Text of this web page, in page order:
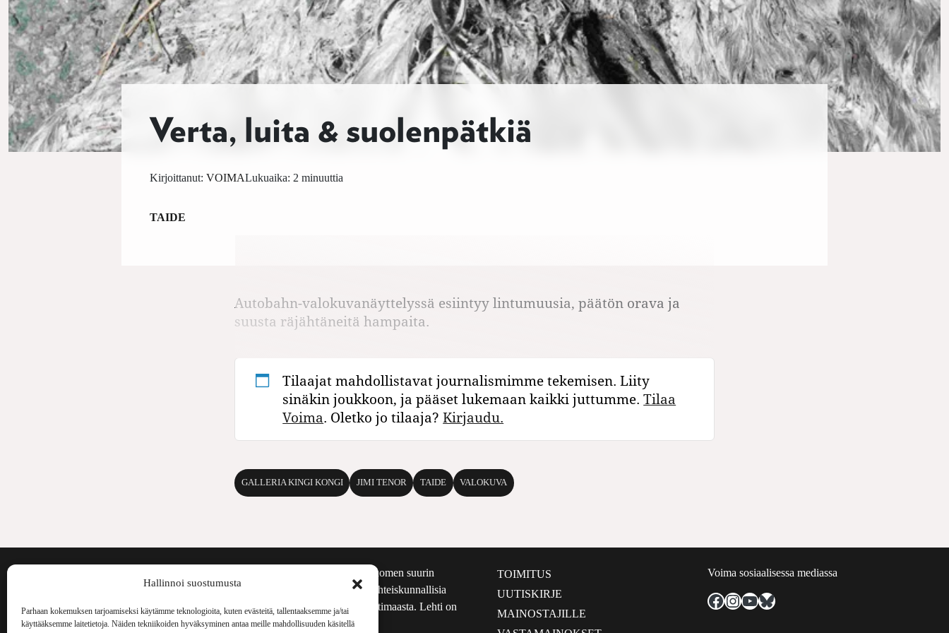
Hallinnoi suostumusta
Parhaan kokemuksen tarjoamiseksi käytämme teknologioita, kuten evästeitä, tallentaaksemme ja/tai
käyttääksemme laitetietoja. Näiden tekniikoiden hyväksyminen antaa meille mahdollisuuden käsitellä
Verta, luita & suolenpätkiä
Kirjoittanut: VOIMALukuaika: 2 minuuttia
TAIDE
Autobahn-valokuvanäyttelyssä esiintyy lintumuusia, päätön orava ja
suusta räjähtäneitä hampaita.
Tilaajat mahdollistavat journalismimme tekemisen. Liity
sinäkin joukkoon, ja pääset lukemaan kaikki juttumme.Tilaa
Voima. Oletko jo tilaaja?Kirjaudu.
GALLERIA KINGI KONGI JIMI TENOR TAIDE VALOKUVA
Voima Kustannus
Voima on painosmäärältään Suomen suurin
kulttuurilehti. Se nostaa esiin yhteiskunnallisia
aiheita niin maailmalta kuin kotimaasta. Lehti on
ilmestynyt vuodesta 1999.
TOIMITUS
UUTISKIRJE
MAINOSTAJILLE
Voima sosiaalisessa mediassa
Facebook
Instagram
YouTube
Bluesky